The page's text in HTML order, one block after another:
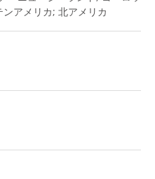
アメリカ; 北アメリカ